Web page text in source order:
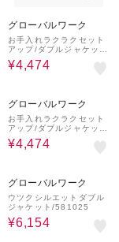
グローバルワーク
お手入れラクラクセット
アップ/ダブルジャケッ
ト/601280
¥4,474
グローバルワーク
お手入れラクラクセット
アップ/ダブルジャケッ
ト/601280
¥4,474
グローバルワーク
ウツクシルエットダブル
ジャケット/581025
¥6,154